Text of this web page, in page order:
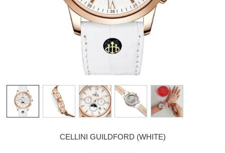
CELLINI GUILDFORD (WHITE)